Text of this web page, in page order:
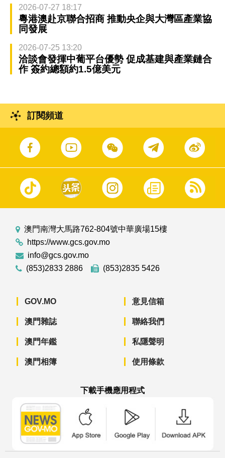
2026-07-27 18:17
粵港澳赴京聯合招商 推動央企與大灣區產業協
同發展
2026-07-25 13:20
洽談會發揮中葡平台優勢 促成基建與產業鏈合
作 簽約總額約1.5億美元
訂閱頻道
澳門南灣大馬路762-804號中華廣場15樓
https://www.gcs.gov.mo
info@gcs.gov.mo
(853)2833 2886
(853)2835 5426
GOV.MO
澳門雜誌
澳門年鑑
澳門相簿
意見信箱
聯絡我們
私隱聲明
使用條款
下載手機應用程式